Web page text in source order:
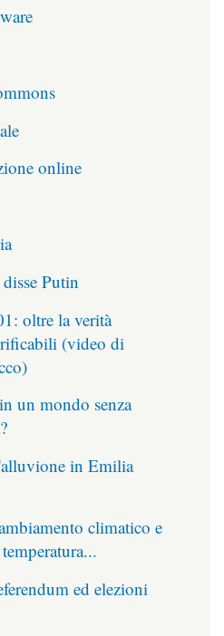
online
Putin
oltre la verità
(video di
un mondo senza
in Emilia
climatico e
ed elezioni